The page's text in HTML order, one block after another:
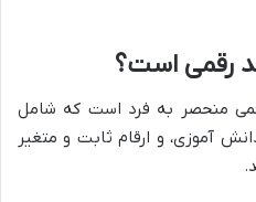
رقمی است؟
تحصیلی یک کد ۱۹ رقمی منحصر به فرد است که شامل
آموزی، و ارقام ثابت و متغیر